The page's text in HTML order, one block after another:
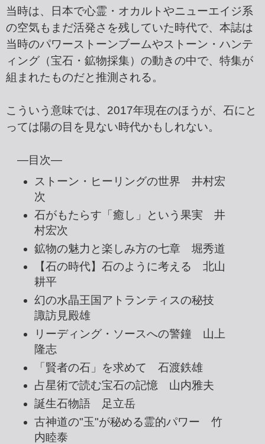
当時は、日本で心霊・オカルトやニューエイジ系
の空気もまだ活発さを残していた時代で、本誌は
当時のパワーストーンブームやストーン・ハンテ
ィング（宝石・鉱物採集）の動きの中で、特集が
組まれたものだと推測される。
こういう意味では、2017年現在のほうが、石にと
っては陽の目を見ない時代かもしれない。
―目次―
ストーン・ヒーリングの世界 井村宏
次
石がもたらす「癒し」という果実 井
村宏次
鉱物の魅力と楽しみ方の七章 堀秀道
【石の時代】石のように考える 北山
耕平
幻の水晶王国アトランティスの秘技
諏訪見殿雄
リーディング・ソースへの警鐘 山上
隆志
「賢者の石」を求めて 石渡鉄雄
占星術で読む宝石の記憶 山内雅夫
誕生石物語 足立岳
古神道の"玉"が秘める霊的パワー 竹
内睦泰